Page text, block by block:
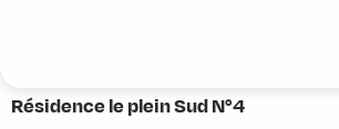
principal
Résidence le plein Sud N°4